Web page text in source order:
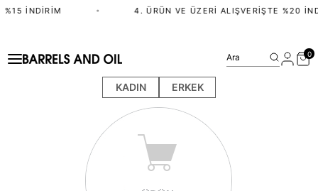
%15 İNDIRIM • 4. ÜRÜN VE ÜZERI ALIŞVERIŞTE %20
KADIN ERKEK
Ara 0